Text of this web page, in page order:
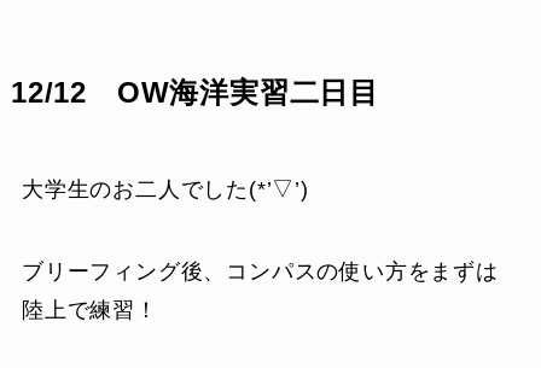
12/12 OW海洋実習二日目
大学生のお二人でした(*’▽’)
ブリーフィング後、コンパスの使い方をまずは
陸上で練習！